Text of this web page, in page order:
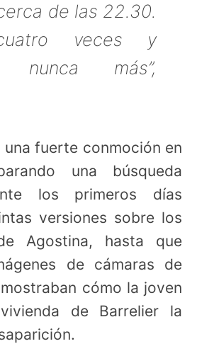
de las 22.30.
veces y
nunca más”,
una fuerte conmoción en
una búsqueda
los primeros días
versiones sobre los
Agostina, hasta que
de cámaras de
cómo la joven
de Barrelier la